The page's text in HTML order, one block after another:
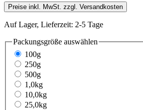
Preise inkl. MwSt. zzgl. Versandkosten
Auf Lager, Lieferzeit: 2-5 Tage
Packungsgröße auswählen
100g
250g
500g
1,0kg
10,0kg
25,0kg